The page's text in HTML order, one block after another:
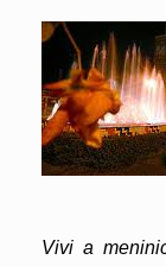
Vivi a